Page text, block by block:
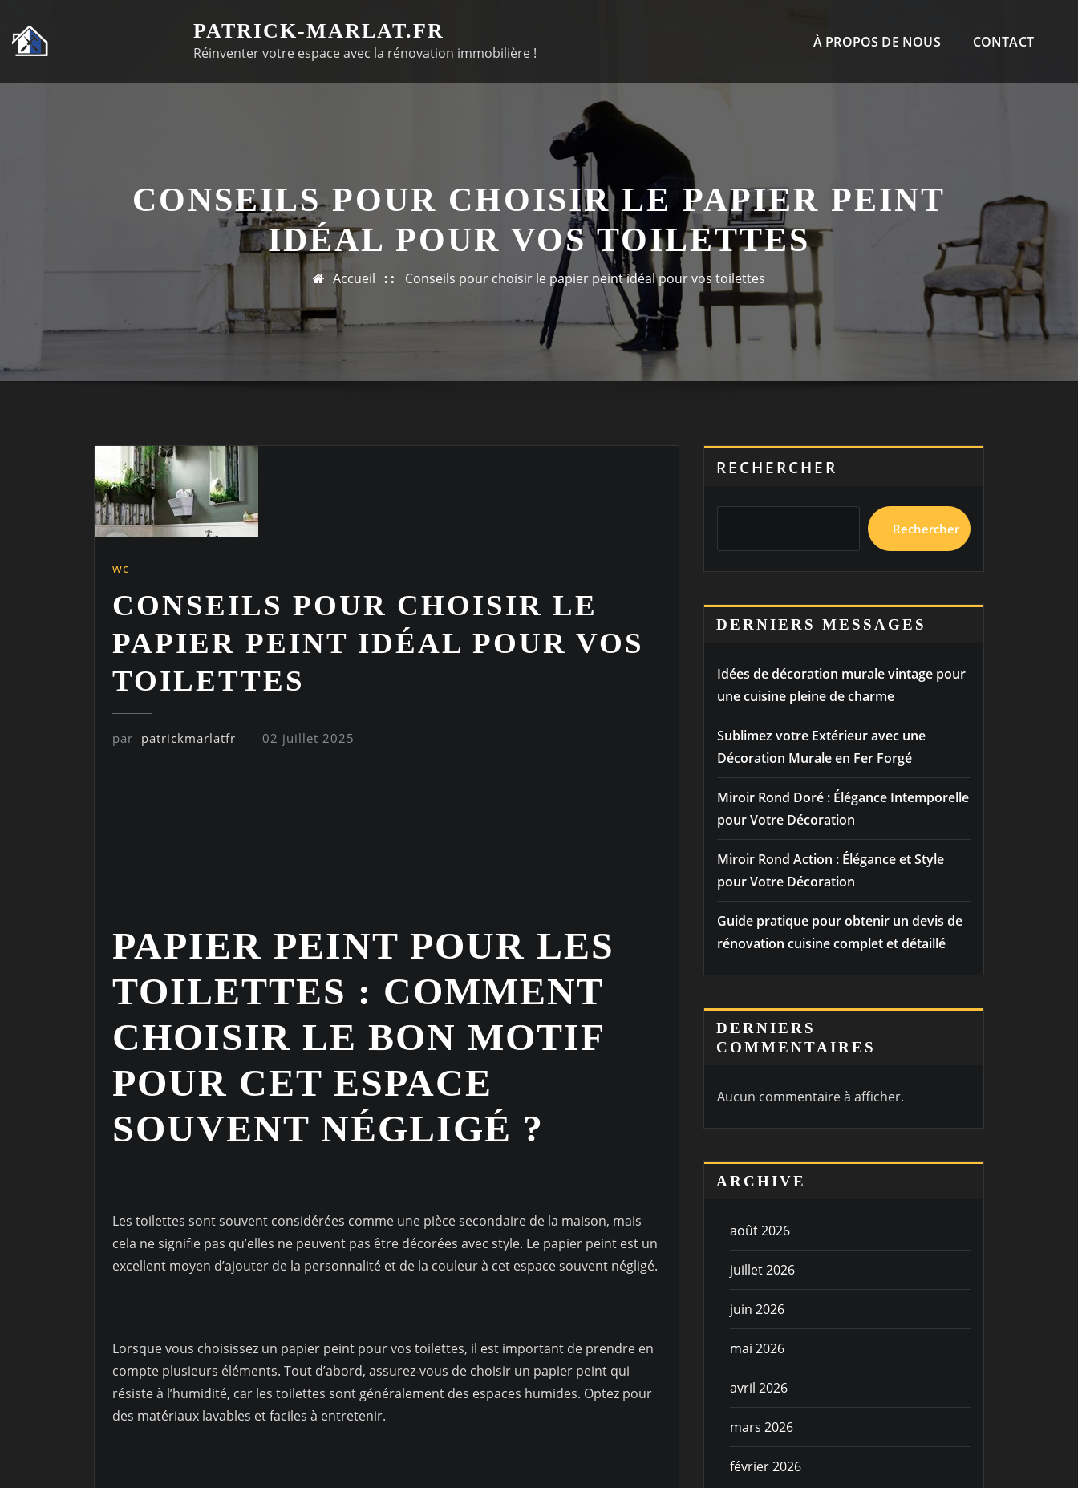
au
contenu
PATRICK-MARLAT.FR
Réinventer votre espace avec la rénovation immobilière !
À PROPOS DE NOUS CONTACT
CONSEILS POUR CHOISIR LE PAPIER PEINT
IDÉAL POUR VOS TOILETTES
Accueil Conseils pour choisir le papier peint idéal pour vos toilettes
wc
CONSEILS POUR CHOISIR LE
PAPIER PEINT IDÉAL POUR VOS
TOILETTES
par patrickmarlatfr 02 juillet 2025
PAPIER PEINT POUR LES
TOILETTES : COMMENT
CHOISIR LE BON MOTIF
POUR CET ESPACE
SOUVENT NÉGLIGÉ ?
Les toilettes sont souvent considérées comme une pièce secondaire de la maison, mais
cela ne signifie pas qu’elles ne peuvent pas être décorées avec style. Le papier peint est un
excellent moyen d’ajouter de la personnalité et de la couleur à cet espace souvent négligé.
Lorsque vous choisissez un papier peint pour vos toilettes, il est important de prendre en
compte plusieurs éléments. Tout d’abord, assurez-vous de choisir un papier peint qui
résiste à l’humidité, car les toilettes sont généralement des espaces humides. Optez pour
des matériaux lavables et faciles à entretenir.
RECHERCHER
Rechercher
DERNIERS MESSAGES
Idées de décoration murale vintage pour
une cuisine pleine de charme
Sublimez votre Extérieur avec une
Décoration Murale en Fer Forgé
Miroir Rond Doré : Élégance Intemporelle
pour Votre Décoration
Miroir Rond Action : Élégance et Style
pour Votre Décoration
Guide pratique pour obtenir un devis de
rénovation cuisine complet et détaillé
DERNIERS
COMMENTAIRES
Aucun commentaire à afficher.
ARCHIVE
août 2026
juillet 2026
juin 2026
mai 2026
avril 2026
mars 2026
février 2026